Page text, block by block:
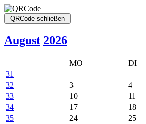
August 2026
MO DI
31
32
3 4
33
10 11
34
17 18
35
24 25